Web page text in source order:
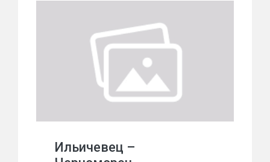
Ильичевец –